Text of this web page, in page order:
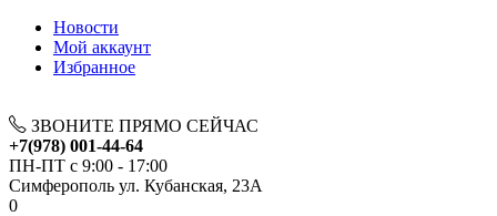
Новости
Мой аккаунт
Избранное
ЗВОНИТЕ ПРЯМО СЕЙЧАС
+7(978) 001-44-64
ПН-ПТ с 9:00 - 17:00
Симферополь ул. Кубанская, 23А
0